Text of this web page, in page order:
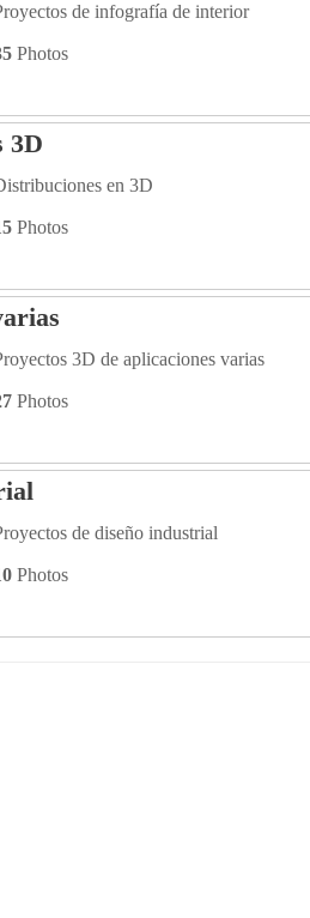
de infografía de interior
Photos
3D
en 3D
Photos
3D de aplicaciones varias
Photos
de diseño industrial
Photos